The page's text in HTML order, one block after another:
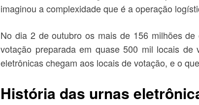
imaginou a complexidade que é a operação
No dia 2 de outubro os mais de 156 milhões
votação preparada em quase 500 mil locais
eletrônicas chegam aos locais de votação, e o
História das urnas